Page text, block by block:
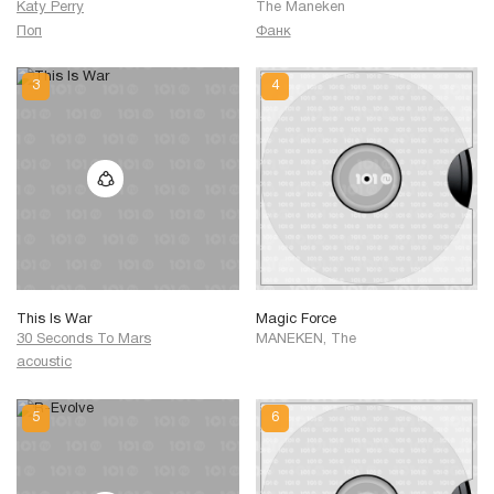
Katy Perry
Поп
The Maneken
Фанк
This Is War
30 Seconds To Mars
acoustic
Magic Force
MANEKEN, The